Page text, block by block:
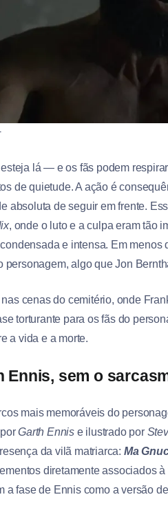
lá — e os fãs podem
de quietude. A ação é
absoluta de seguir em frente.
, onde o luto e a culpa eram tão
e intensa. Em menos
algo que Jon
cenas do cemitério, onde
torturante para os fãs do
a vida e a morte.
Ennis, sem o
mais memoráveis do
porGarth Ennis e ilustrado por
da vilã matriarca: Ma
diretamente associados
a fase de Ennis como a versão